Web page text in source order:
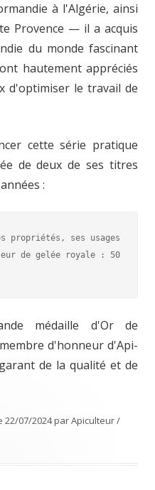
à l'Algérie, ainsi
Provence — il a acquis
du monde fascinant
hautement appréciés
d'optimiser le travail de
cette série pratique
de deux de ses titres
:
propriétés, ses usages
de gelée royale : 50
médaille d'Or de
d'honneur d'Api-
de la qualité et de
22/07/2024parApiculteur /